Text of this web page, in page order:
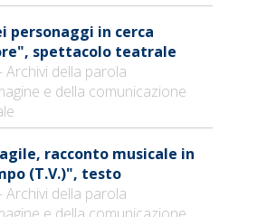
personaggi in cerca
spettacolo teatrale
Archivi della parola
e della comunicazione
racconto musicale in
(T.V.)", testo
Archivi della parola